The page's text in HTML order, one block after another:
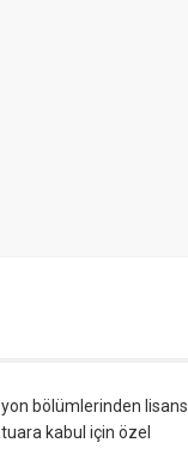
bölümlerinden lisans
kabul için özel